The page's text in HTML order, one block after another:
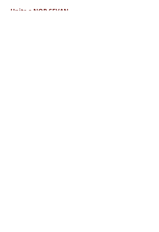
Unite a NOR SEVAN